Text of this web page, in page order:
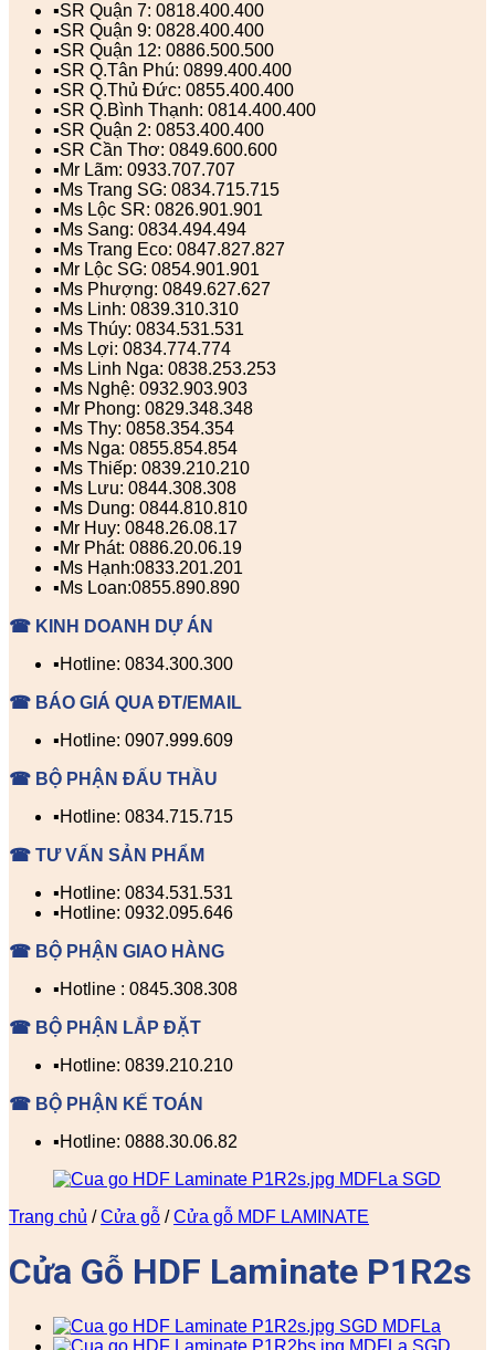
▪️SR Quận 7: 0818.400.400
▪️SR Quận 9: 0828.400.400
▪️SR Quận 12: 0886.500.500
▪️SR Q.Tân Phú: 0899.400.400
▪️SR Q.Thủ Đức: 0855.400.400
▪️SR Q.Bình Thạnh: 0814.400.400
▪️SR Quận 2: 0853.400.400
▪️SR Cần Thơ: 0849.600.600
▪️Mr Lãm: 0933.707.707
▪️Ms Trang SG: 0834.715.715
▪️Ms Lộc SR: 0826.901.901
▪️Ms Sang: 0834.494.494
▪️Ms Trang Eco: 0847.827.827
▪️Mr Lộc SG: 0854.901.901
▪️Ms Phượng: 0849.627.627
▪️Ms Linh: 0839.310.310
▪️Ms Thúy: 0834.531.531
▪️Ms Lợi: 0834.774.774
▪️Ms Linh Nga: 0838.253.253
▪️Ms Nghệ: 0932.903.903
▪️Mr Phong: 0829.348.348
▪️Ms Thy: 0858.354.354
▪️Ms Nga: 0855.854.854
▪️Ms Thiếp: 0839.210.210
▪️Ms Lưu: 0844.308.308
▪️Ms Dung: 0844.810.810
▪️Mr Huy: 0848.26.08.17
▪️Mr Phát: 0886.20.06.19
▪️Ms Hạnh:0833.201.201
▪️Ms Loan:0855.890.890
☎ KINH DOANH DỰ ÁN
▪️Hotline: 0834.300.300
☎ BÁO GIÁ QUA ĐT/EMAIL
▪️Hotline: 0907.999.609
☎ BỘ PHẬN ĐẤU THẦU
▪️Hotline: 0834.715.715
☎ TƯ VẤN SẢN PHẨM
▪️Hotline: 0834.531.531
▪️Hotline: 0932.095.646
☎ BỘ PHẬN GIAO HÀNG
▪️Hotline : 0845.308.308
☎ BỘ PHẬN LẮP ĐẶT
▪️Hotline: 0839.210.210
☎ BỘ PHẬN KẾ TOÁN
▪️Hotline: 0888.30.06.82
Trang chủ / Cửa gỗ / Cửa gỗ MDF LAMINATE
Cửa Gỗ HDF Laminate P1R2s